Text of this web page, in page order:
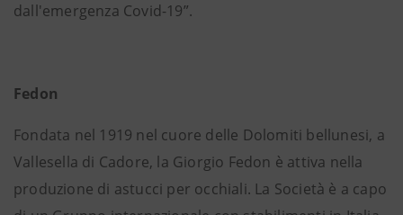
dall'emergenza Covid-19”.
Fedon
Fondata nel 1919 nel cuore delle Dolomiti bellunesi, a
Vallesella di Cadore, la Giorgio Fedon è attiva nella
produzione di astucci per occhiali. La Società è a capo